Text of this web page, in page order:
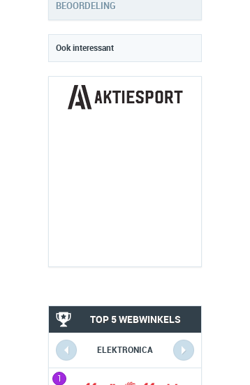
BEOORDELING
Ook interessant
TOP 5 WEBWINKELS
ELEKTRONICA
1